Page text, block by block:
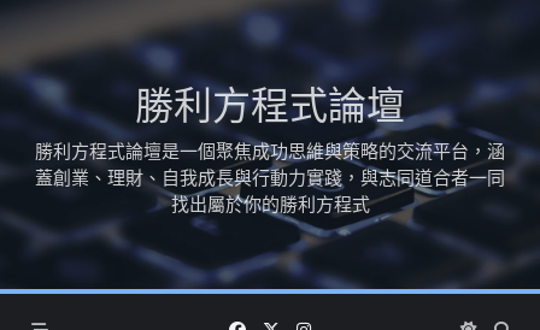
Skip
content
勝利方程式論壇
勝利方程式論壇是一個聚焦成功思維與策略的交流平台，涵
蓋創業、理財、自我成長與行動力實踐，與志同道合者一同
找出屬於你的勝利方程式